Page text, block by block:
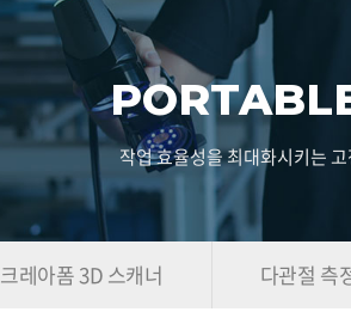
작업 효율성을 최대화시키는
크레아폼 3D 스캐너 다관절 측